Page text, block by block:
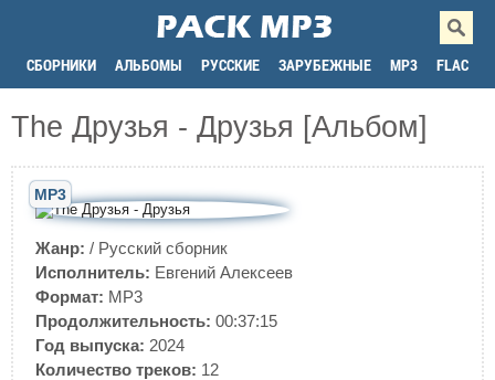
СБОРНИКИ АЛЬБОМЫ РУССКИЕ ЗАРУБЕЖНЫЕ MP3 FLAC
The Друзья - Друзья [Альбом]
MP3
Жанр: / Русский сборник
Исполнитель: Евгений Алексеев
Формат: MP3
Продолжительность: 00:37:15
Год выпуска: 2024
Количество треков: 12